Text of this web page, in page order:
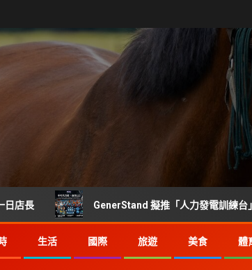
GenerStand 擬推「人力發電訓練台」 結合運
生活 國際 旅遊 美食 體